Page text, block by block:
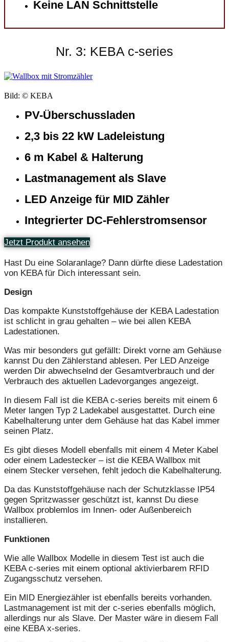
Keine LAN Schnittstelle
Nr. 3: KEBA c-series
Bild: © KEBA
PV-Überschussladen
2,3 bis 22 kW Ladeleistung
6 m Kabel & Halterung
Lastmanagement als Slave
LED Anzeige für MID Zähler
Integrierter DC-Fehlerstromsensor
Jetzt Produkt ansehen
Hast Du eine Solaranlage? Dann dürfte diese Ladestation
von KEBA für Dich interessant sein.
Design
Das kompakte Kunststoffgehäuse der KEBA Ladestation
ist schlicht in grau gehalten – wie bei allen KEBA
Ladestationen.
Was mir besonders gut gefällt: Direkt vorne am Gehäuse
kannst Du den Zählerstand ablesen. Per LED Anzeige
werden Dir abwechselnd der Gesamtverbrauch und der
Verbrauch des aktuellen Ladevorganges angezeigt.
In diesem Fall ist die KEBA c-series bereits mit einem 6
Meter langen Typ 2 Ladekabel ausgestattet. Durch eine
Kabelhalterung unter dem Gehäuse hat das Kabel immer
seinen Platz.
Es gibt dieses Modell ebenfalls mit einem 4 Meter Kabel
oder einem Ladestecker – ist die KEBA Wallbox mit
einem Stecker versehen, fehlt jedoch die Kabelhalterung.
Da das Kunststoffgehäuse nach der Schutzklasse IP54
gegen Spritzwasser geschützt ist, kannst Du diese
Wallbox problemlos im Innen- oder Außenbereich
installieren.
Funktionen
Wie alle Wallbox Modelle in diesem Test ist auch die
KEBA c-series mit einem optional aktivierbarem RFID
Zugangsschutz versehen.
Ein MID Energiezähler ist ebenfalls bereits vorhanden.
Lastmanagement ist mit der c-series ebenfalls möglich,
allerdings nur als Slave. Der Master wäre in diesem Fall
eine KEBA x-series.